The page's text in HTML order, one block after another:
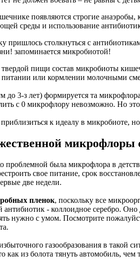
появляются строгие анаэробы,
среды и использование
пришлось столкнуться с
запоминается микробиотой!
пищи состав микробиоты
или кормлении молочными
3-з лет) формируется та
с 0 микрофлору невозможно. Но
к идеалу в микробиоте,
микрофлоры
проблемной была микрофлора в
свое питание, срок
две недели.
пленок, поскольку все
- коллоидное серебро.
нужно с умом. Посмотрите
газообразования в
как из болота тянуть автомобиль,